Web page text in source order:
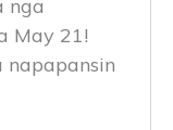
nga
May 21!
napapansin